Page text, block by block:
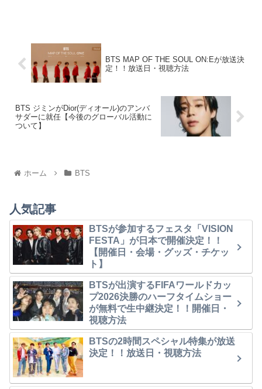
BTS MAP OF THE SOUL ON:Eが放送決
定！！放送日・視聴方法
BTS ジミンがDior(ディオール)のアンバ
サダーに就任【今後のグローバル活動に
ついて】
ホーム BTS
人気記事
BTSが参加するフェスタ「VISION
FESTA」が日本で開催決定！！
【開催日・会場・グッズ・チケッ
ト】
BTSが出演するFIFAワールドカッ
プ2026決勝のハーフタイムショー
が無料で生中継決定！！開催日・
視聴方法
BTSの2時間スペシャル特集が放送
決定！！放送日・視聴方法